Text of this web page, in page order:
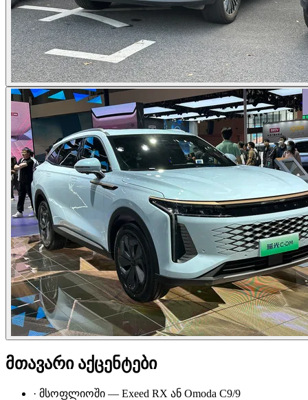
მთავარი აქცენტები
· მსოფლიოში — Exeed RX ან Omoda C9/9